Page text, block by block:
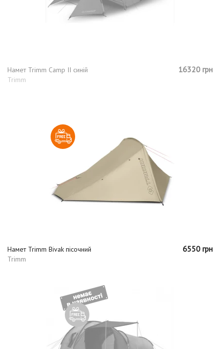
Намет Trimm Camp II синій
Trimm
16320 грн
Намет Trimm Bivak пісочний
Trimm
6550 грн